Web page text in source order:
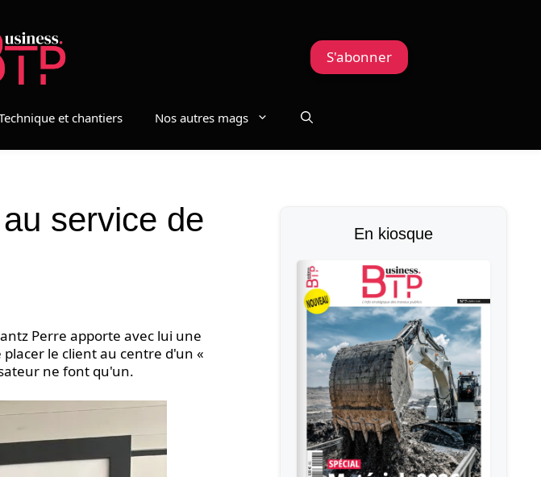
et chantiers Nos autres mags
S'abonner
service de
Perre apporte avec lui une
le client au centre d'un «
ne font qu'un.
En kiosque